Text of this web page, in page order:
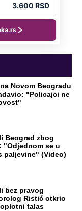
Novom Beogradu
"Policajci ne
Beograd zbog
"Odjednom se u
paljevine" (Video)
bez pravog
Ristić otkrio
talas